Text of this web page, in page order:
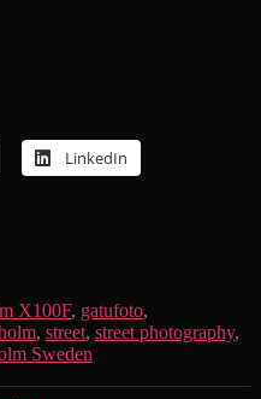
LinkedIn
X100F, gatufoto,
, street, street photography,
Sweden